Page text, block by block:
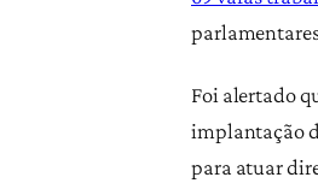
Foi alertado
implantação
para atuar